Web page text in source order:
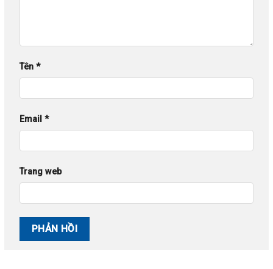
Tên *
Email *
Trang web